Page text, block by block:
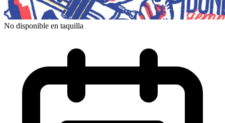
No disponible en taquilla